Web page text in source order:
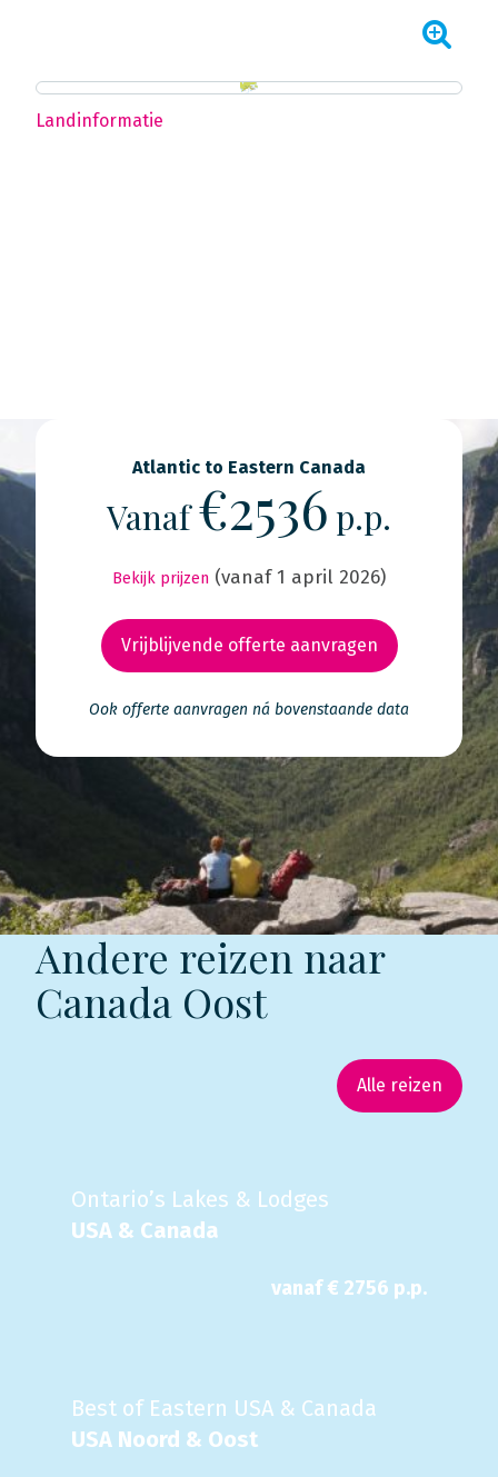
Landinformatie
Atlantic to Eastern Canada
Vanaf€2536 p.p.
Bekijk prijzen (vanaf 1 april 2026)
Vrijblijvende offerte aanvragen
Ook offerte aanvragen ná bovenstaande data
Andere reizen naar
Canada Oost
Alle reizen
Ontario’s Lakes & Lodges
USA & Canada
vanaf € 2756 p.p.
Best of Eastern USA & Canada
USA Noord & Oost